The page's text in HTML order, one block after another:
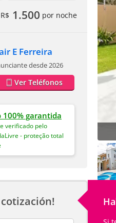
R$ 1.500 por noche
E Ferreira
desde 2026
Ver Teléfonos
100% garantida
verificado pelo
- proteção total